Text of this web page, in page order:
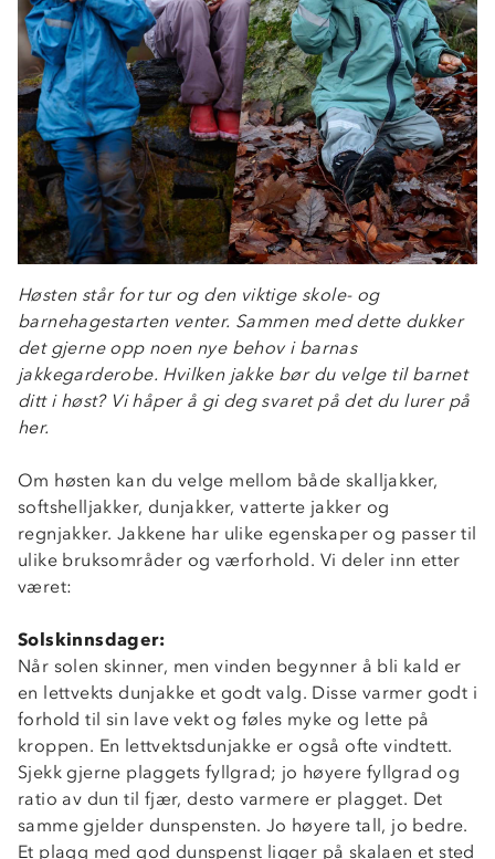
Høsten står for tur og den viktige skole- og
barnehagestarten venter. Sammen med dette dukker
det gjerne opp noen nye behov i barnas
jakkegarderobe. Hvilken jakke bør du velge til barnet
ditt i høst? Vi håper å gi deg svaret på det du lurer på
her.
Om høsten kan du velge mellom både skalljakker,
softshelljakker, dunjakker, vatterte jakker og
regnjakker. Jakkene har ulike egenskaper og passer til
ulike bruksområder og værforhold. Vi deler inn etter
været:
Solskinnsdager:
Når solen skinner, men vinden begynner å bli kald er
en lettvekts dunjakke et godt valg. Disse varmer godt i
forhold til sin lave vekt og føles myke og lette på
kroppen. En lettvektsdunjakke er også ofte vindtett.
Sjekk gjerne plaggets fyllgrad; jo høyere fyllgrad og
ratio av dun til fjær, desto varmere er plagget. Det
samme gjelder dunspensten. Jo høyere tall, jo bedre.
Et plagg med god dunspenst ligger på skalaen et sted